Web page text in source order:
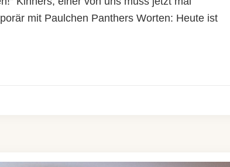
mit Paulchen Panthers Worten: Heute ist